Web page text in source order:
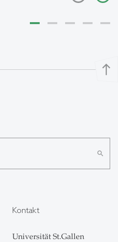
north
search
Kontakt
Universität St.Gallen